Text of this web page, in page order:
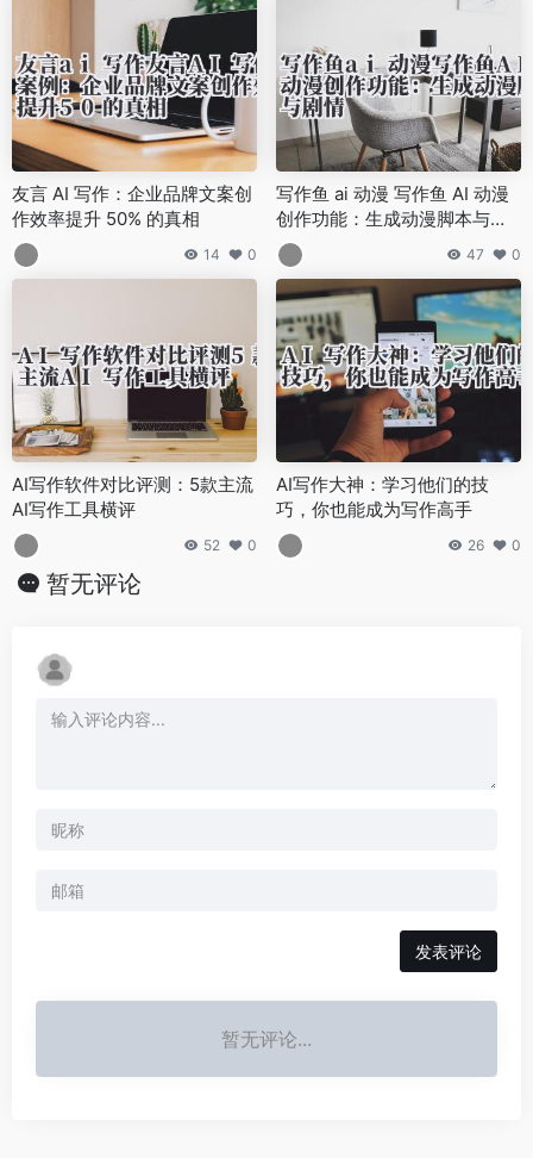
友言 AI 写作：企业品牌文案创
作效率提升 50% 的真相
14 0
写作鱼 ai 动漫 写作鱼 AI 动漫
创作功能：生成动漫脚本与剧
情
47 0
AI写作软件对比评测：5款主流
AI写作工具横评
52 0
AI写作大神：学习他们的技
巧，你也能成为写作高手
26 0
暂无评论
发表评论
暂无评论...